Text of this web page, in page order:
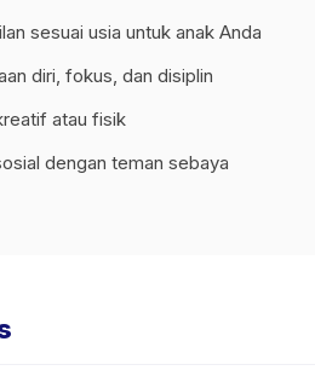
sesuai usia untuk anak Anda
diri, fokus, dan disiplin
atau fisik
dengan teman sebaya